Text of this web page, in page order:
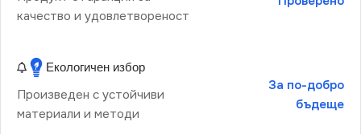
качество и удовлетвореност
Екологичен избор
Произведен с устойчиви
материали и методи
За по-добро
бъдеще